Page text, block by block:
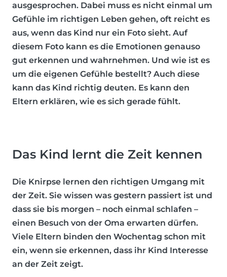
ausgesprochen. Dabei muss es nicht einmal um
Gefühle im richtigen Leben gehen, oft reicht es
aus, wenn das Kind nur ein Foto sieht. Auf
diesem Foto kann es die Emotionen genauso
gut erkennen und wahrnehmen. Und wie ist es
um die eigenen Gefühle bestellt? Auch diese
kann das Kind richtig deuten. Es kann den
Eltern erklären, wie es sich gerade fühlt.
Das Kind lernt die Zeit kennen
Die Knirpse lernen den richtigen Umgang mit
der Zeit. Sie wissen was gestern passiert ist und
dass sie bis morgen – noch einmal schlafen –
einen Besuch von der Oma erwarten dürfen.
Viele Eltern binden den Wochentag schon mit
ein, wenn sie erkennen, dass ihr Kind Interesse
an der Zeit zeigt.